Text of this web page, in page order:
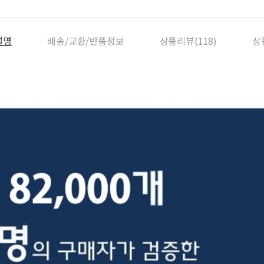
배송/교환/반품정보 상품리뷰(118)